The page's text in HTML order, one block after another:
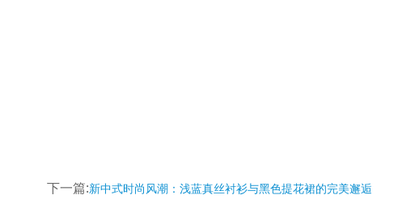
下一篇:新中式时尚风潮：浅蓝真丝衬衫与黑色提花裙的完美邂逅